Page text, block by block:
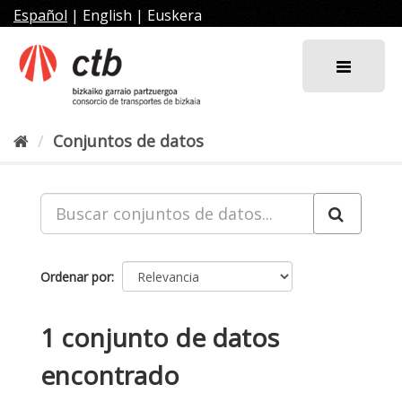
al
contenido
Español | English | Euskera
Conjuntos de datos
Ordenar por
1 conjunto de datos
encontrado